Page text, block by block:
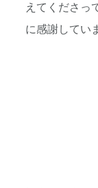
えてくださっ
に感謝してい